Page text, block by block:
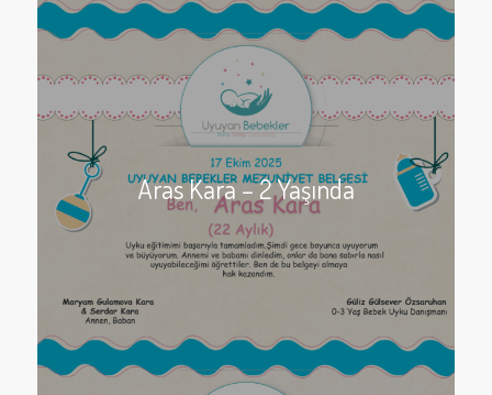
Aras Kara – 2 Yaşında